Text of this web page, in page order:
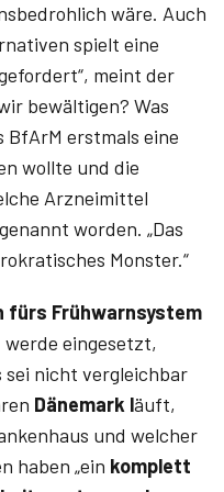
wäre. Auch
spielt eine
meint der
bewältigen? Was
BfArM erstmals eine
wollte und die
Arzneimittel
worden. „Das
Monster.“
fürs Frühwarnsystem
eingesetzt,
sei nicht vergleichbar
Dänemark läuft,
und welcher
haben „ein komplett